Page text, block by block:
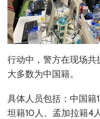
行动中，警方在现场共
大多数为中国籍。
具体人员包括：中国籍
坦籍10人、孟加拉籍4